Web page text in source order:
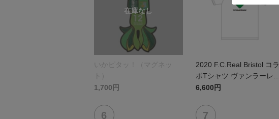
いかピタッ！（マグネッ
1,700円
2020 F.C.Real Bristol コラ
ボTシャツ ヴァンラーレ八
戸FC
6,600円